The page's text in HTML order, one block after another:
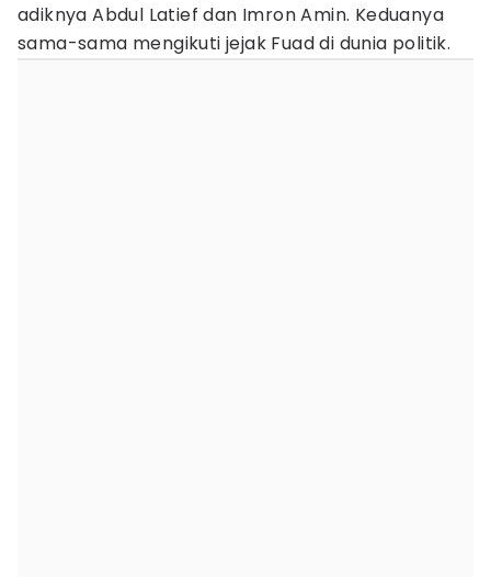
adiknya Abdul Latief dan Imron Amin. Keduanya
sama-sama mengikuti jejak Fuad di dunia politik.